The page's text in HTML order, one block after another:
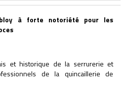
à forte notoriété pour les
et historique de la serrurerie et
de la quincaillerie de